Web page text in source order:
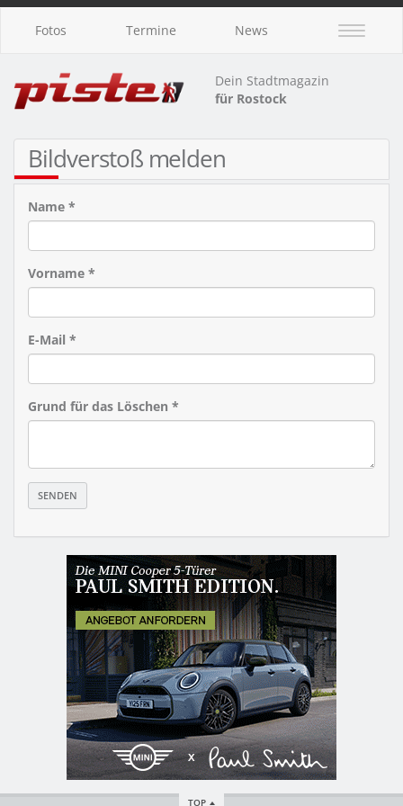
Fotos Termine News
Dein Stadtmagazin
für Rostock
Bildverstoß melden
Name *
Vorname *
E-Mail *
Grund für das Löschen *
TOP